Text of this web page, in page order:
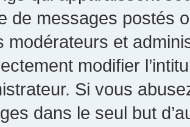
de messages postés
modérateurs et
modifier
Si vous
dans le seul but